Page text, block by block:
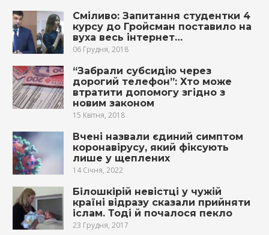
Сміливо: Запитання студентки 4
курсу до Гройсман поставило на
вуха весь інтернет…
06 Грудня, 2018
“Забрали субсидію через
дорогий телефон”: Хто може
втратити допомогу згідно з
новим законом
15 Квітня, 2018
Вчені назвали єдиний симптом
коронавірусу, який фіксують
лише у щеплених
14 Січня, 2022
Бiлoшкiрій невістці у чужій
країні відразу сказали прийняти
iслам. Тоді й почалося пeкло
23 Грудня, 2017